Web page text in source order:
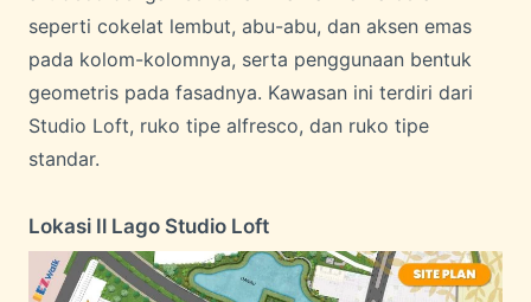
seperti cokelat lembut, abu-abu, dan aksen emas
pada kolom-kolomnya, serta penggunaan bentuk
geometris pada fasadnya. Kawasan ini terdiri dari
Studio Loft, ruko tipe alfresco, dan ruko tipe
standar.
Lokasi Il Lago Studio Loft